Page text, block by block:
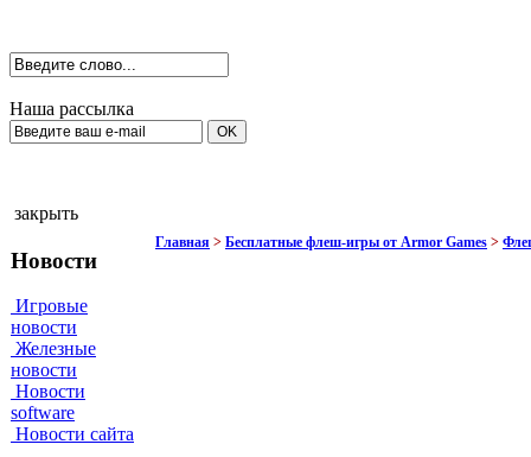
Наша рассылка
закрыть
Новости
Игровые
новости
Железные
новости
Новости
software
Новости сайта
Главная > Бесплатные флеш-игры от Armor Games >